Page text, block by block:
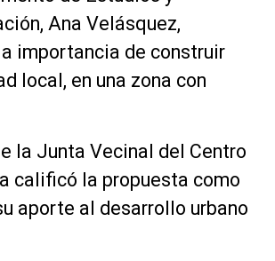
Ana Velásquez,
importancia de construir
local, en una zona con
la Junta Vecinal del Centro
calificó la propuesta como
aporte al desarrollo urbano